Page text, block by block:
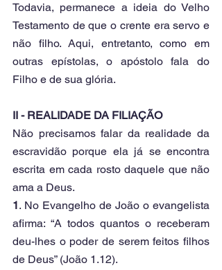
Todavia, permanece a ideia do Velho
Testamento de que o crente era servo e
não filho. Aqui, entretanto, como em
outras epístolas, o apóstolo fala do
Filho e de sua glória.
II - REALIDADE DA FILIAÇÃO
Não precisamos falar da realidade da
escravidão porque ela já se encontra
escrita em cada rosto daquele que não
ama a Deus.
1. No Evangelho de João o evangelista
afirma: “A todos quantos o receberam
deu-lhes o poder de serem feitos filhos
de Deus” (João 1.12).